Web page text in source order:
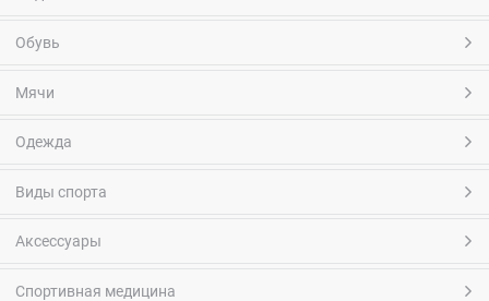
Обувь
Мячи
Одежда
Виды спорта
Аксессуары
Спортивная медицина